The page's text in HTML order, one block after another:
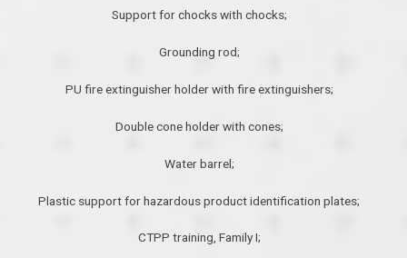
Support for chocks with chocks;
Grounding rod;
PU fire extinguisher holder with fire extinguishers;
Double cone holder with cones;
Water barrel;
Plastic support for hazardous product identification plates;
CTPP training, Family I;